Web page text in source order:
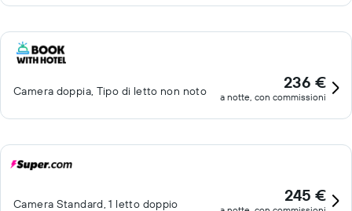
Camera doppia, Tipo di letto non noto 236 €
a notte, con commissioni
Camera Standard, 1 letto doppio 245 €